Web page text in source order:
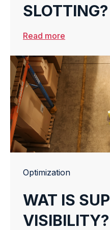
SLOTTING?
Read more
Optimization
WAT IS
VISIBILITY?